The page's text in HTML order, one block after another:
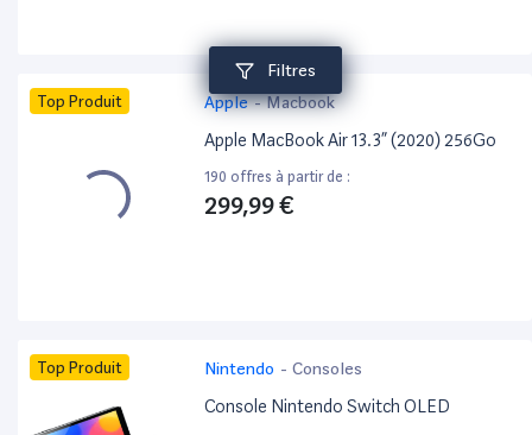
Filtres
Top Produit Apple- Macbook
Apple MacBook Air 13.3” (2020) 256Go
190 offres à partir de :
299,99 €
Top Produit Nintendo - Consoles
Console Nintendo Switch OLED